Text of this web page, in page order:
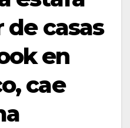
casas
en
cae